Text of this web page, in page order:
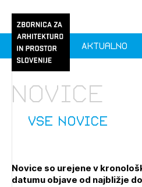
Praksa
1/1
Pozdravljeni
Prijavite se s svojim ZAPS
vse novice
Novice
Novice so urejene v
datumu objave od najbližje
Aktualno
1/2
Prijava na
Ostanite na tekočem z novicami
Novičnike. Označite svojo izbiro.